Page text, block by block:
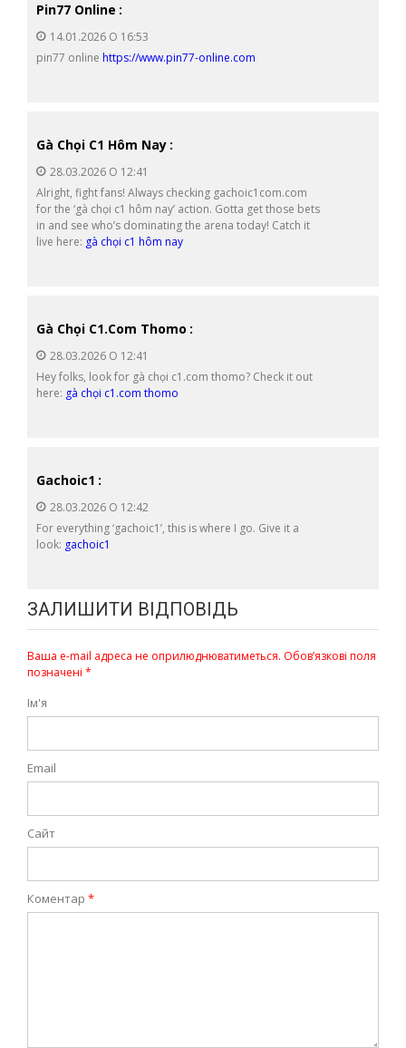
Pin77 Online :
14.01.2026 О 16:53
pin77 online https://www.pin77-online.com
Gà Chọi C1 Hôm Nay :
28.03.2026 О 12:41
Alright, fight fans! Always checking gachoic1com.com
for the ‘gà chọi c1 hôm nay’ action. Gotta get those bets
in and see who’s dominating the arena today! Catch it
live here: gà chọi c1 hôm nay
Gà Chọi C1.com Thomo :
28.03.2026 О 12:41
Hey folks, look for gà chọi c1.com thomo? Check it out
here: gà chọi c1.com thomo
Gachoic1 :
28.03.2026 О 12:42
For everything ‘gachoic1’, this is where I go. Give it a
look: gachoic1
ЗАЛИШИТИ ВІДПОВІДЬ
Ваша e-mail адреса не оприлюднюватиметься. Обов’язкові поля
позначені *
Ім'я
Email
Сайт
Коментар *